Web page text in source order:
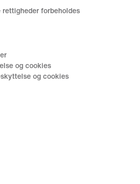
rettigheder forbeholdes
og cookies
og cookies